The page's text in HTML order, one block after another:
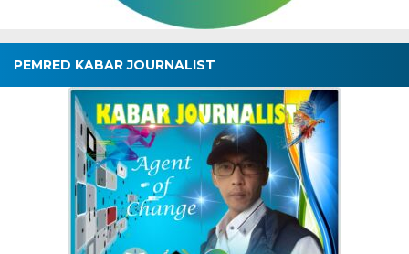
PEMRED KABAR JOURNALIST